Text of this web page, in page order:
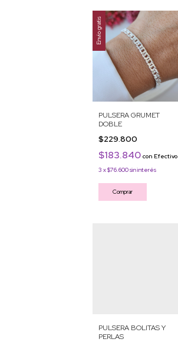
Envío gratis
PULSERA GRUMET
DOBLE
$229.800
$183.840 con Efectivo
3 x$76.600sin interés
Comprar
PULSERA BOLITAS Y
PERLAS